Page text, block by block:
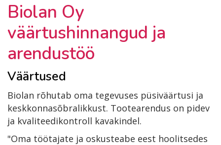
Biolan Oy
väärtushinnangud ja
arendustöö
Väärtused
Biolan rõhutab oma tegevuses püsiväärtusi ja
keskkonnasõbralikkust. Tootearendus on pidev
ja kvaliteedikontroll kavakindel.
"Oma töötajate ja oskusteabe eest hoolitsedes